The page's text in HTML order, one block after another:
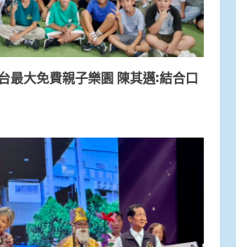
最大免費親子樂園 陳其邁:結合口